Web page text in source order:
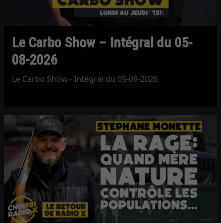
Le Carbo Show – Intégral du 05-
08-2026
Le Carbo Show - Intégral du 05-08-2026